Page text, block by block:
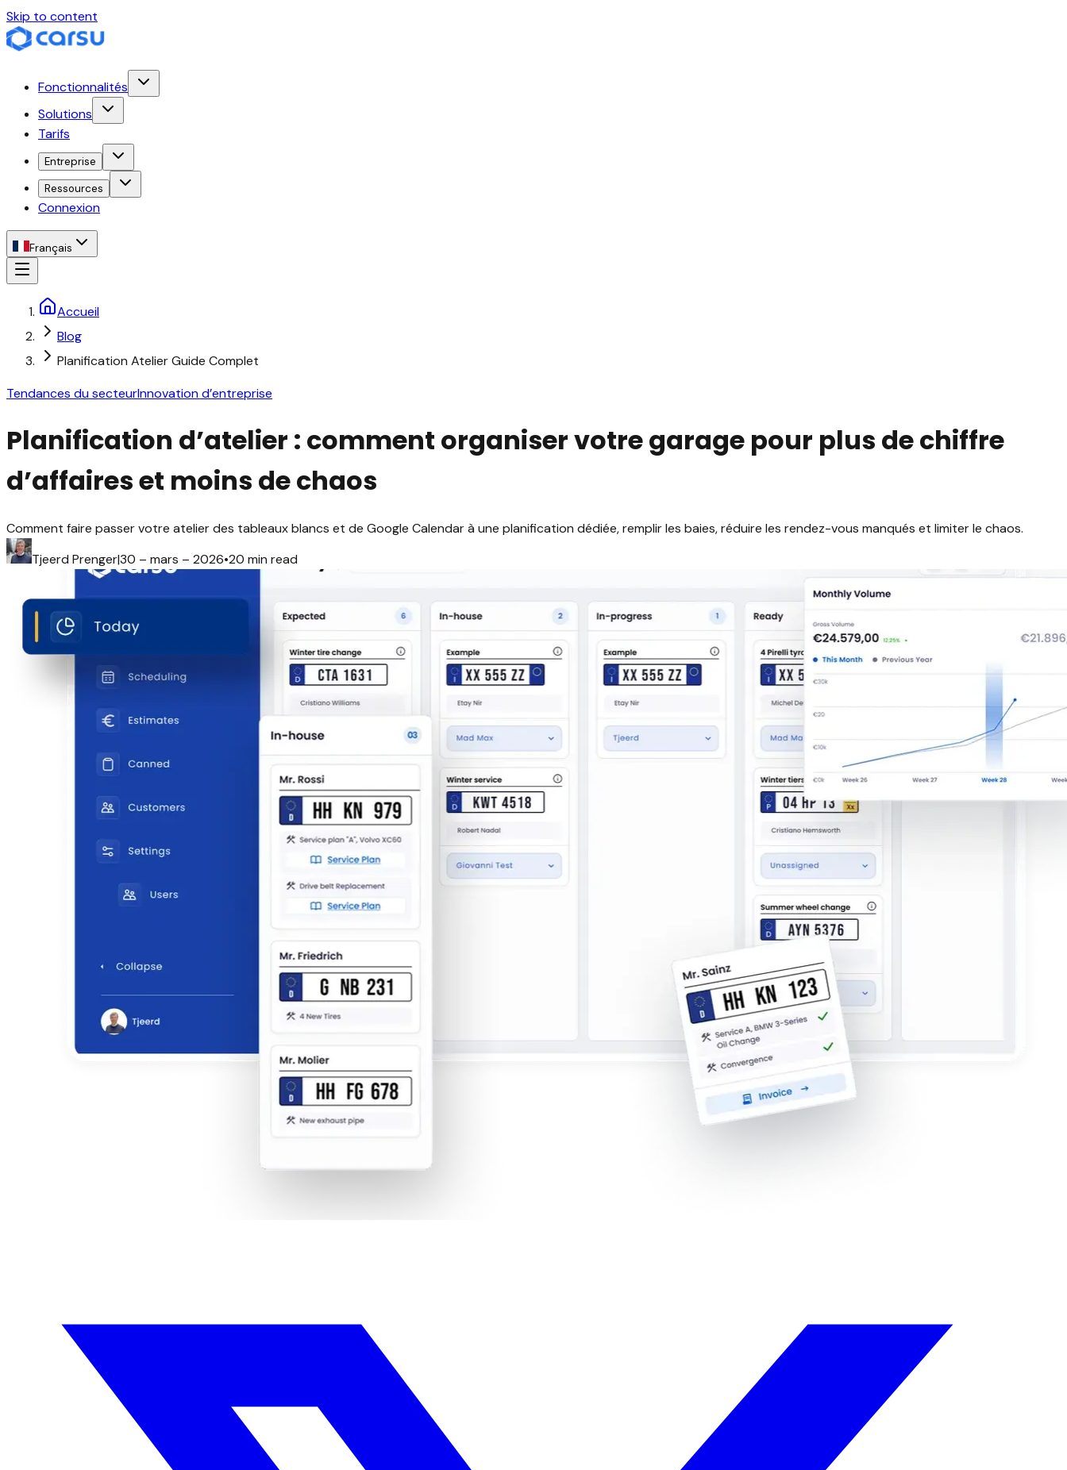
Skip to content
Fonctionnalités
Solutions
Tarifs
Entreprise
Ressources
Connexion
Français
Accueil
Blog
Planification Atelier Guide Complet
Tendances du secteurInnovation d’entreprise
Planification d’atelier : comment organiser votre garage pour plus de chiffre
d’affaires et moins de chaos
Comment faire passer votre atelier des tableaux blancs et de Google Calendar à une planification dédiée, remplir les baies, réduire les rendez-vous manqués et limiter le chaos.
Tjeerd Prenger|30 – mars – 2026•20 min read